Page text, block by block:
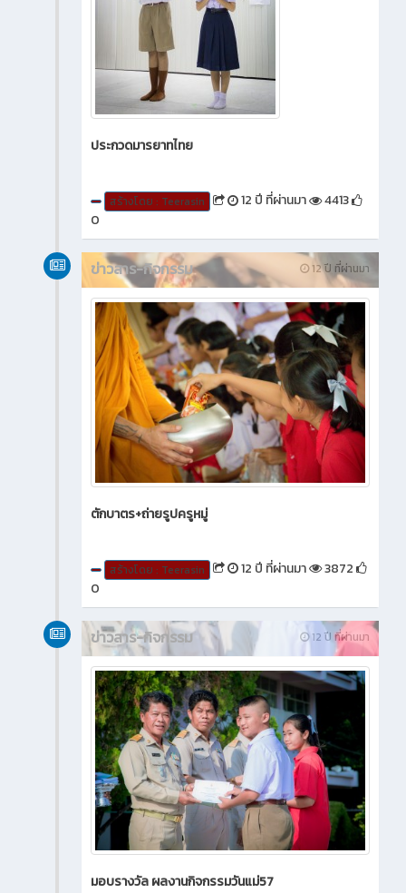
ประกวดมารยาทไทย
สร้างโดย : Teerasin 12 ปี ที่ผ่านมา
4413
0
12 ปี ที่ผ่านมา
ข่าวสาร-กิจกรรม
ตักบาตร+ถ่ายรูปครูหมู่
สร้างโดย : Teerasin 12 ปี ที่ผ่านมา
3872
0
12 ปี ที่ผ่านมา
ข่าวสาร-กิจกรรม
มอบรางวัล ผลงานกิจกรรมวันแม่57